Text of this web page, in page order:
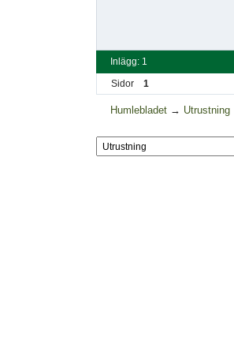
Inlägg: 1
Sidor
1
Humlebladet → Utrustning